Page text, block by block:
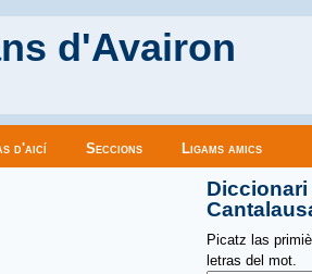
d'Avairon
d'aicí Seccions Ligams amics
Diccionari
Picatz las
letras del mot.